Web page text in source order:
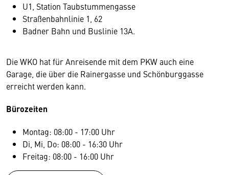
U1, Station Taubstummengasse
Straßenbahnlinie 1, 62
Badner Bahn und Buslinie 13A.
Die WKO hat für Anreisende mit dem PKW auch eine
Garage, die über die Rainergasse und Schönburggasse
erreicht werden kann.
Bürozeiten
Montag: 08:00 - 17:00 Uhr
Di, Mi, Do: 08:00 - 16:30 Uhr
Freitag: 08:00 - 16:00 Uhr